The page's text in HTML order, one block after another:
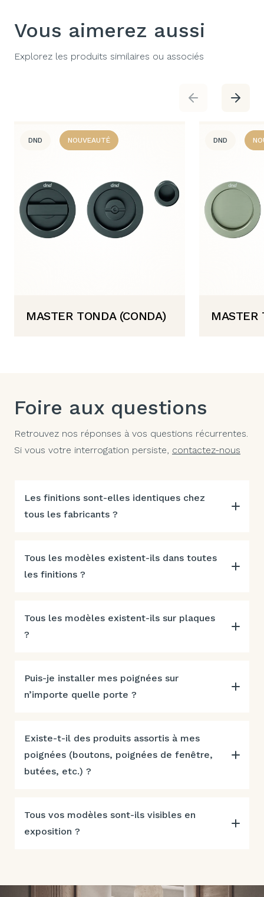
Vous aimerez aussi
Explorez les produits similaires ou associés
DND NOUVEAUTÉ
MASTER TONDA (CONDA)
DND
MASTER
Foire aux questions
Retrouvez nos réponses à vos questions récurrentes.
Si vous votre interrogation persiste, contactez-nous
Les finitions sont-elles identiques chez
tous les fabricants ?
Tous les modèles existent-ils dans toutes
les finitions ?
Tous les modèles existent-ils sur plaques
?
Puis-je installer mes poignées sur
n’importe quelle porte ?
Existe-t-il des produits assortis à mes
poignées (boutons, poignées de fenêtre,
butées, etc.) ?
Tous vos modèles sont-ils visibles en
exposition ?